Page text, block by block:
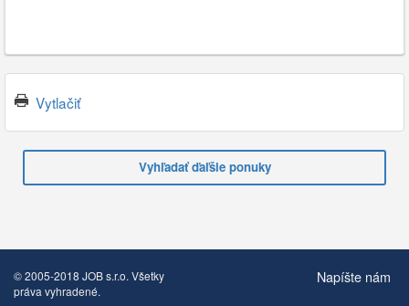
Vytlačiť
Vyhľadať ďaľšie ponuky
© 2005-2018 JOB s.r.o. Všetky
práva vyhradené.
Napíšte nám